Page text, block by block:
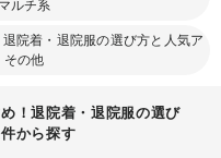
マルチ系
院着・退院服の選び方と人気ア
その他
！退院着・退院服の選び
から探す